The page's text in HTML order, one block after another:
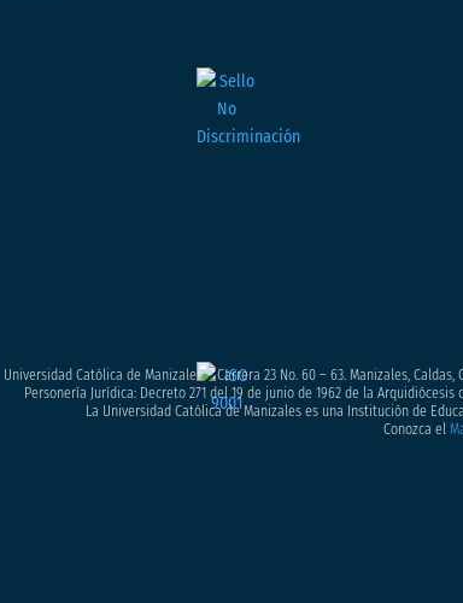
Universidad Católica de Manizales – Carrera 23 No. 60 – 63. Manizales, Caldas,
Personería Jurídica: Decreto 271 del 19 de junio de 1962 de la
La Universidad Católica de Manizales es una Institución de
Conozca el